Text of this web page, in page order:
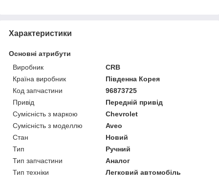
Характеристики
Основні атрибути
Виробник
CRB
Країна виробник
Південна Корея
Код запчастини
96873725
Привід
Передній привід
Сумісність з маркою
Chevrolet
Сумісність з моделлю
Aveo
Стан
Новий
Тип
Ручний
Тип запчастини
Аналог
Тип техніки
Легковий автомобіль